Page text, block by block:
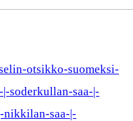
otsikko-suomeksi-
soderkullan-saa-|-
nikkilan-saa-|-